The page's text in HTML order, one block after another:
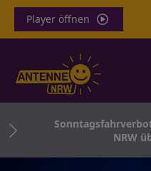
Player öffnen
–
NRW